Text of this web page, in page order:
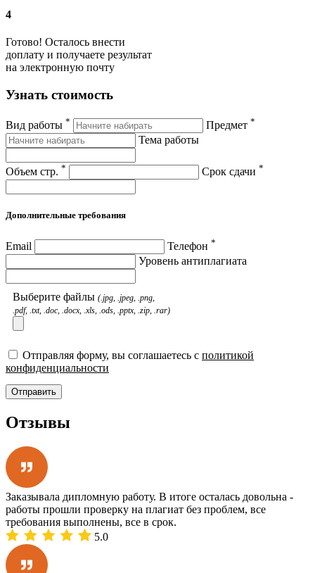
4
Готово! Осталось внести
доплату и получаете результат
на электронную почту
Узнать стоимость
Вид работы * Предмет *
Тема работы
Объем стр. * Срок сдачи *
Дополнительные требования
Email Телефон *
Уровень антиплагиата
Выберите файлы (.jpg, .jpeg, .png,
.pdf, .txt, .doc, .docx, .xls, .ods, .pptx, .zip, .rar)
Отправляя форму, вы соглашаетесь с политикой
конфиденциальности
Отправить
Отзывы
Заказывала дипломную работу. В итоге осталась довольна -
работы прошли проверку на плагиат без проблем, все
требования выполнены, все в срок.
5.0